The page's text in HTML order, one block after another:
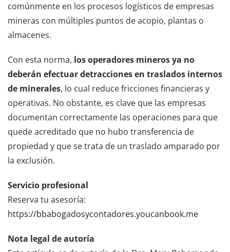
comúnmente en los procesos logísticos de empresas
mineras con múltiples puntos de acopio, plantas o
almacenes.
Con esta norma, los operadores mineros ya no
deberán efectuar detracciones en traslados internos
de minerales, lo cual reduce fricciones financieras y
operativas. No obstante, es clave que las empresas
documentan correctamente las operaciones para que
quede acreditado que no hubo transferencia de
propiedad y que se trata de un traslado amparado por
la exclusión.
Servicio profesional
Reserva tu asesoría:
https://bbabogadosycontadores.youcanbook.me
Nota legal de autoría